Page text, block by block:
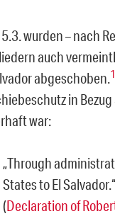
wurden – nach
auch
abgeschoben.1
in
war:
„Through
States to El Salvador.“
(Declaration of